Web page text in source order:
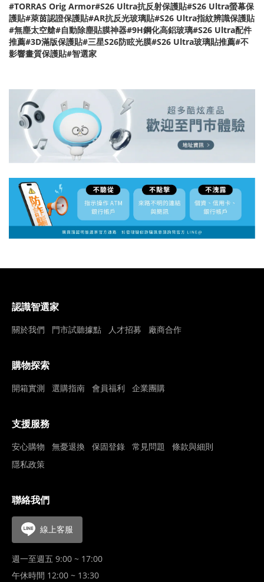
#TORRAS Orig Armor#S26 Ultra抗反射保護貼#S26 Ultra螢幕保
護貼#萊茵認證保護貼#AR抗反光玻璃貼#S26 Ultra指紋辨識保護貼
#無塵太空艙#自動除塵貼膜神器#9H鋼化高鋁玻璃#S26 Ultra配件
推薦#3D滿版保護貼#三星S26防眩光膜#S26 Ultra玻璃貼推薦#不
影響畫質保護貼#智選家
認識智選家
關於我們 門市試聽據點 人才招募 廠商合作
購物探索
開箱實測 選購指南 會員福利 企業團購
支援服務
安心購物 無憂退換 保固登錄 常見問題
條款與細則
隱私政策
聯絡我們
線上客服
週一至週五 9:00 ~ 17:00
午休時間 12:00 ~ 13:30